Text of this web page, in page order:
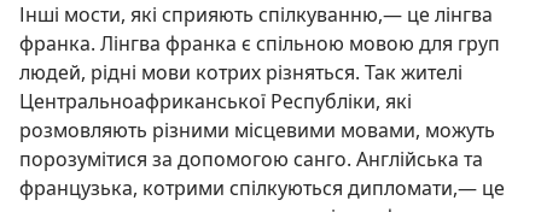
Інші мости, які сприяють спілкуванню,— це лінгва
франка. Лінгва франка є спільною мовою для груп
людей, рідні мови котрих різняться. Так жителі
Центральноафриканської Республіки, які
розмовляють різними місцевими мовами, можуть
порозумітися за допомогою санго. Англійська та
французька, котрими спілкуються дипломати,— це